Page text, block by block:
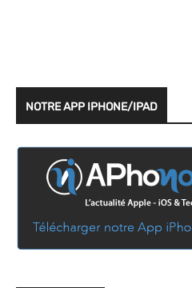
NOTRE APP IPHONE/IPAD